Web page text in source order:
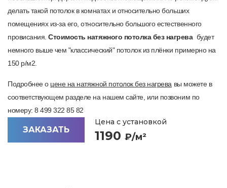
делать такой потолок в комнатах и относительно больших
помещениях из-за его, относительно большого естественного
провисания.Стоимость натяжного потолка без нагрева будет
немного выше чем "классический" потолок из плёнки примерно на
150 р/м2.
Подробнее о цене на натяжной потолок без нагревавы можете в
соответствующем разделе на нашем сайте, или позвоним по
номеру: 8 499 322 85 82
ЗАКАЗАТЬ
Цена с установкой
1190 ₽/м²